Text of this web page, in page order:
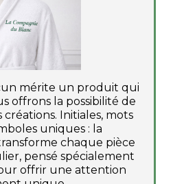
mérite un produit qui
offrons la possibilité de
créations. Initiales, mots
uniques : la
chaque pièce
pensé spécialement
offrir une attention